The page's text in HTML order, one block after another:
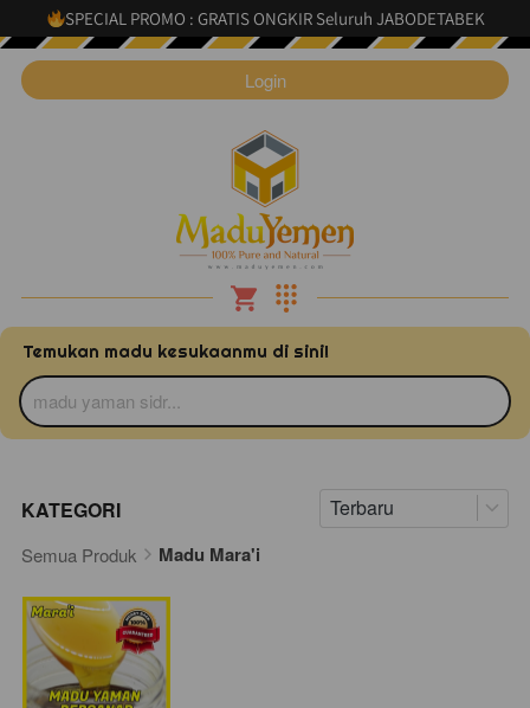
SPECIAL PROMO : GRATIS ONGKIR Seluruh JABODETABEK
`Login
Temukan madu kesukaanmu di sini!
madu yaman sidr...
KATEGORI Terbaru
Semua Produk Madu Mara'i